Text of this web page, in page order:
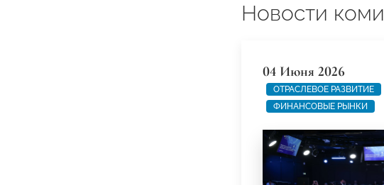
Новости
04 Июня 2026
ОТРАСЛЕВОЕ РАЗВИТИЕ
ФИНАНСОВЫЕ РЫНКИ